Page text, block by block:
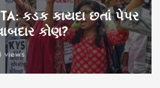
કડક કાયદા છતાં પેપર
કોણ?
views